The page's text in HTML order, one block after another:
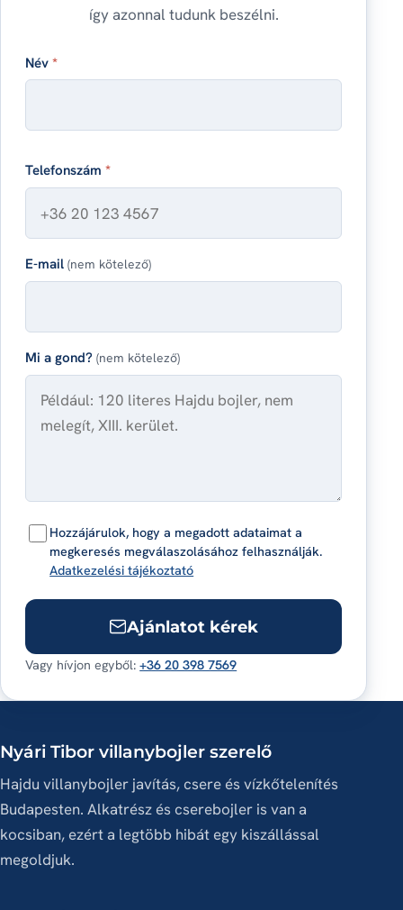
így azonnal tudunk beszélni.
Név*
Telefonszám*
E-mail(nem kötelező)
Mi a gond?(nem kötelező)
Hozzájárulok, hogy a megadott adataimat a
megkeresés megválaszolásához felhasználják.
Adatkezelési tájékoztató
Ajánlatot kérek
Vagy hívjon egyből:+36 20 398 7569
Nyári Tibor villanybojler szerelő
Hajdu villanybojler javítás, csere és vízkőtelenítés
Budapesten. Alkatrész és cserebojler is van a
kocsiban, ezért a legtöbb hibát egy kiszállással
megoldjuk.